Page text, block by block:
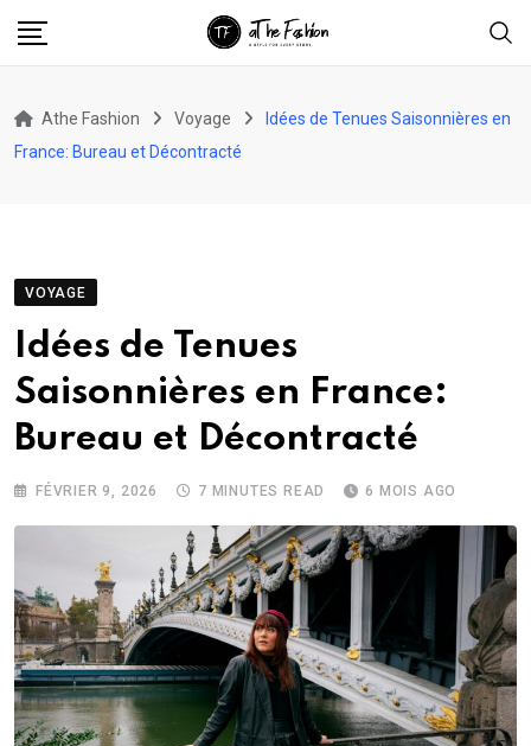
Athe Fashion Voyage
Idées de Tenues Saisonnières en
France: Bureau et Décontracté
VOYAGE
Idées de Tenues
Saisonnières en France:
Bureau et Décontracté
FÉVRIER 9, 2026 7 MINUTES READ 6 MOIS AGO